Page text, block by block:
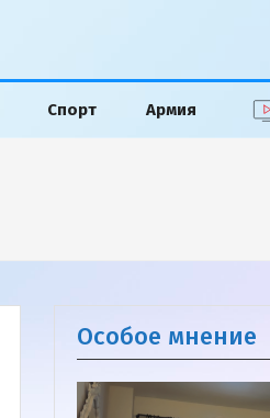
Спорт Армия
Особое мнение